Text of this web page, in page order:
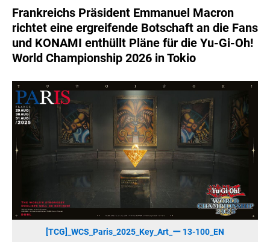
ZURU
MERGE GAMES
PQUBE
WILD RIVER GAMES
SUPERCELL
KONAMI
CHERRY
KOSPET
ONKYO
WARNER BROS. DISCOVERY GLOBAL CONSUMER PRODUCTS
Frankreichs Präsident Emmanuel Macron
richtet eine ergreifende Botschaft an die Fans
und KONAMI enthüllt Pläne für die Yu-Gi-Oh!
World Championship 2026 in Tokio
[TCG]_WCS_Paris_2025_Key_Art_ー 13-100_EN